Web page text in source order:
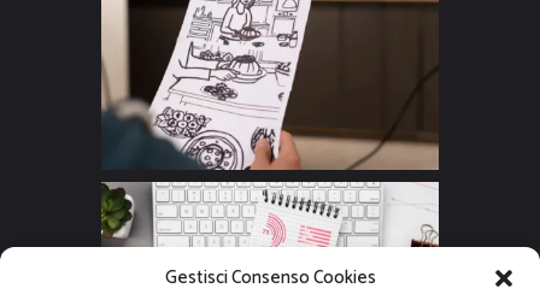
Gestisci Consenso Cookies